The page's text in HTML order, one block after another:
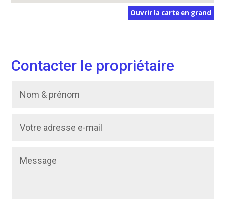
Ouvrir la carte en grand
Contacter le propriétaire